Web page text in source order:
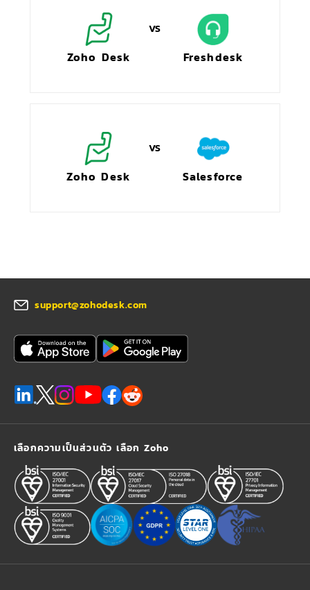
Zoho Desk Freshdesk
Zoho Desk Salesforce
support@zohodesk.com
เลือกความเป็นส่วนตัว เลือก Zoho